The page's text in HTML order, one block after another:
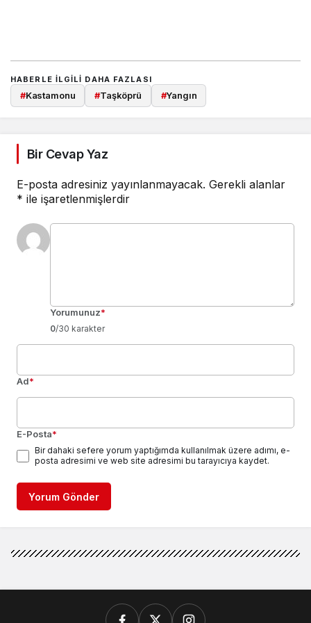
HABERLE ILGILI DAHA FAZLASI
#Kastamonu #Taşköprü #Yangın
Bir Cevap Yaz
E-posta adresiniz yayınlanmayacak. Gerekli alanlar
* ile işaretlenmişlerdir
Yorumunuz*
0/30 karakter
Ad*
E-Posta*
Bir dahaki sefere yorum yaptığımda kullanılmak üzere adımı, e-
posta adresimi ve web site adresimi bu tarayıcıya kaydet.
Yorum Gönder